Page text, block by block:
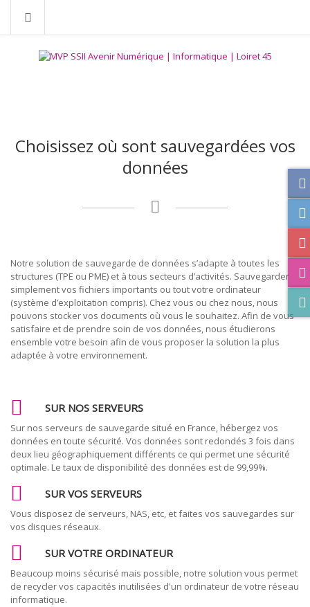
Choisissez où sont sauvegardées vos
données
Notre solution de sauvegarde de données s’adapte à toutes les
structures (TPE ou PME) et à tous secteurs d’activités. Sauvegarder
simplement vos fichiers importants ou tout votre ordinateur
(système d’exploitation compris). Chez vous ou chez nous, nous
pouvons stocker vos documents où vous le souhaitez. Afin de vous
satisfaire et de prendre soin de vos données, nous étudierons
ensemble votre besoin afin de vous proposer la solution la plus
adaptée à votre environnement.
SUR NOS SERVEURS
Sur nos serveurs de sauvegarde situé en France, hébergez vos
données en toute sécurité. Vos données sont redondés 3 fois dans
deux lieu géographiquement différents ce qui permet une sécurité
optimale. Le taux de disponibilité des données est de 99,99%.
SUR VOS SERVEURS
Vous disposez de serveurs, NAS, etc, et faites vos sauvegardes sur
vos disques réseaux.
SUR VOTRE ORDINATEUR
Beaucoup moins sécurisé mais possible, notre solution vous permet
de recycler vos capacités inutilisées d'un ordinateur de votre réseau
informatique.